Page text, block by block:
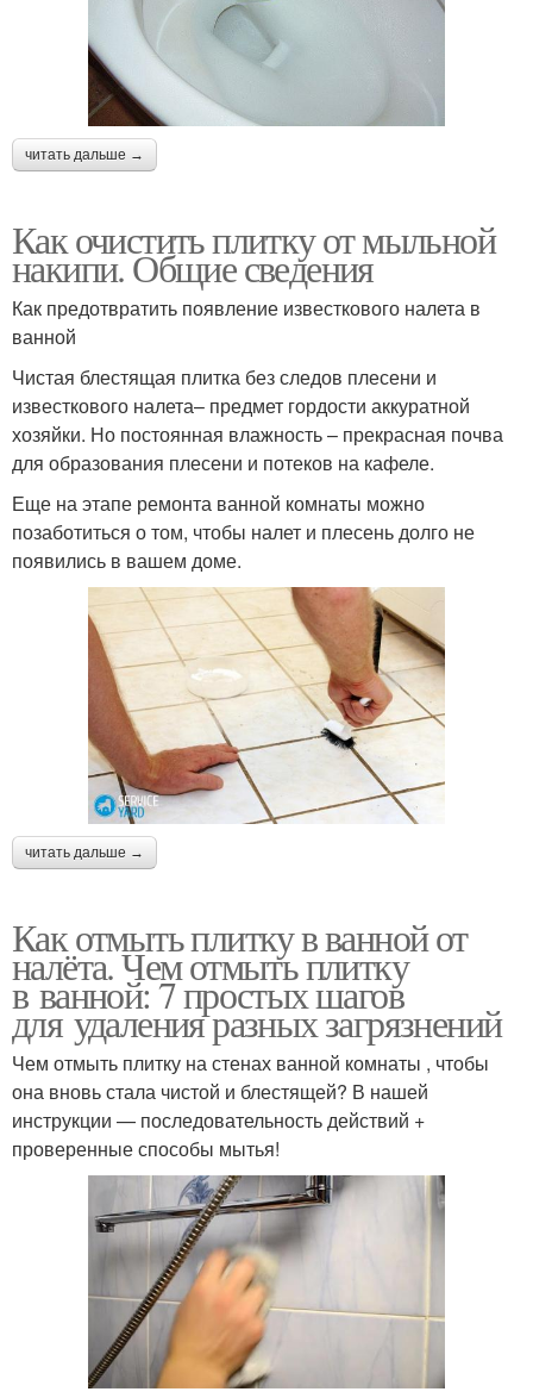
читать дальше →
Как очистить плитку от мыльной
накипи. Общие сведения
Как предотвратить появление известкового налета в
ванной
Чистая блестящая плитка без следов плесени и
известкового налета– предмет гордости аккуратной
хозяйки. Но постоянная влажность – прекрасная почва
для образования плесени и потеков на кафеле.
Еще на этапе ремонта ванной комнаты можно
позаботиться о том, чтобы налет и плесень долго не
появились в вашем доме.
читать дальше →
Как отмыть плитку в ванной от
налёта. Чем отмыть плитку
в ванной: 7 простых шагов
для удаления разных загрязнений
Чем отмыть плитку на стенах ванной комнаты , чтобы
она вновь стала чистой и блестящей? В нашей
инструкции — последовательность действий +
проверенные способы мытья!